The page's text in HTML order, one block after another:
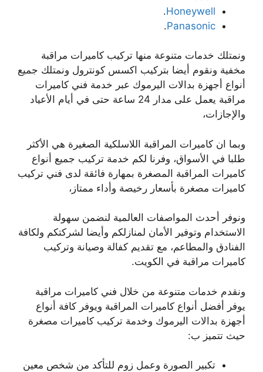
Honeywell
.
Panasonic
.
ونمتلك خدمات متنوعة منها تركيب كاميرات مراقبة
مخفية ونقوم أيضا بتركيب اكسس كونترول ونمتلك جميع
أنواع أجهزة بدالات اليرموك عبر خدمة فني كاميرات
مراقبة يعمل على مدار 24 ساعة حتى في أيام الأعياد
والإجازات،
وبما ان كاميرات المراقبة اللاسلكية الصغيرة هي الأكثر
طلبا في الأسواق، وفرنا لكم خدمة تركيب جميع أنواع
كاميرات المراقبة المصغرة بمهارة فائقة لدى فني تركيب
كاميرات مصغرة بأسعار رخيصة وأداء ممتاز،
ونوفر أحدث المواصفات العالمية لنضمن سهولة
الاستخدام وتوفير الأمان لمنازلكم وأيضا لشركتكم ولكافة
الفنادق والمطاعم، مع تقديم كفالة وصيانة وتركيب
كاميرات مراقبة في الكويت.
ونقدم خدمات متنوعة من خلال فني كاميرات مراقبة
يوفر أفضل أنواع كاميرات المراقبة ويوفر كافة أنواع
أجهزة بدالات اليرموك وخدمة تركيب كاميرات مصغرة
حيث تتميز ب:
تكبير الصورة وعمل زوم للتأكد من شخص معين